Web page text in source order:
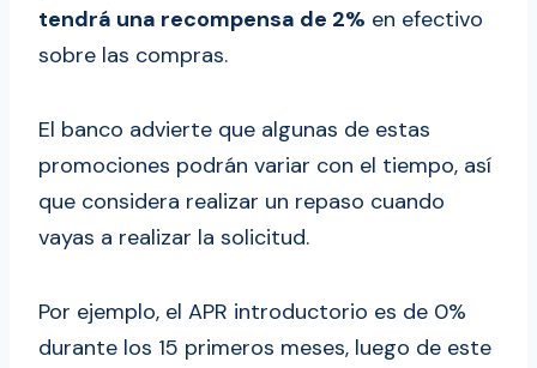
tendrá una recompensa de 2% en efectivo
sobre las compras.
El banco advierte que algunas de estas
promociones podrán variar con el tiempo, así
que considera realizar un repaso cuando
vayas a realizar la solicitud.
Por ejemplo, el APR introductorio es de 0%
durante los 15 primeros meses, luego de este